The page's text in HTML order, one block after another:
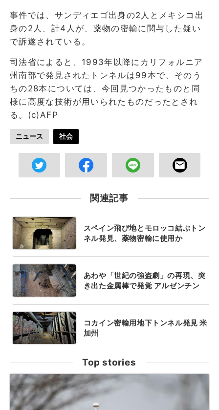
事件では、サンディエゴ出身の2人とメキシコ出
身の2人、計4人が、薬物の密輸に関与した疑い
で訴遂されている。
司法省によると、1993年以降にカリフォルニア
州南部で発見されたトンネルは99本で、そのう
ちの28本については、今回見つかったものと同
様に高度な技術が用いられたものだったとされ
る。(c)AFP
ニュース 社会
関連記事
スペイン飛び地とモロッコ結ぶトン
ネル発見、薬物密輸に使用か
あわや「世紀の強盗劇」の再現、突
き出た金属棒で発覚 アルゼンチン
コカイン密輸用地下トンネル発見 米
加州
Top stories